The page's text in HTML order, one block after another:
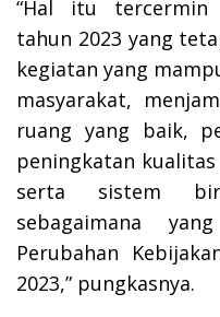
“Hal itu tercermin
tahun 2023 yang
kegiatan yang
masyarakat,
ruang yang baik,
peningkatan
serta sistem
sebagaimana
Perubahan
2023,” pungkasnya.